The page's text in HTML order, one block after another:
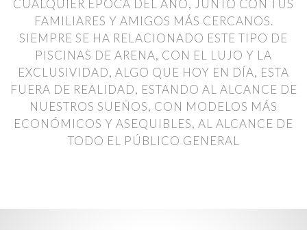
CUALQUIER ÉPOCA DEL AÑO, JUNTO CON TUS
FAMILIARES Y AMIGOS MÁS CERCANOS.
SIEMPRE SE HA RELACIONADO ESTE TIPO DE
PISCINAS DE ARENA, CON EL LUJO Y LA
EXCLUSIVIDAD, ALGO QUE HOY EN DÍA, ESTA
FUERA DE REALIDAD, ESTANDO AL ALCANCE DE
NUESTROS SUEÑOS, CON MODELOS MÁS
ECONÓMICOS Y ASEQUIBLES, AL ALCANCE DE
TODO EL PÚBLICO GENERAL